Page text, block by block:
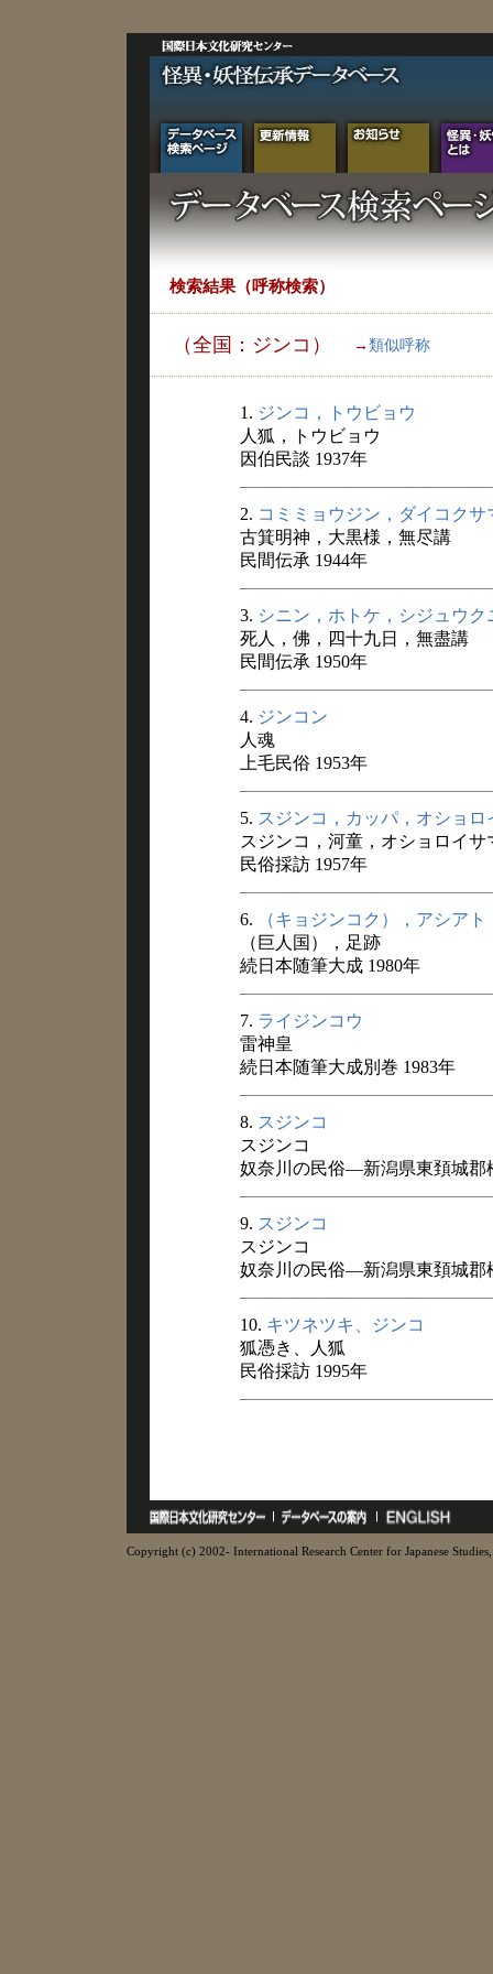
検索結果（呼称検索）
（全国：ジンコ） → 類似呼称
1. ジンコ，トウビョウ
人狐，トウビョウ
因伯民談 1937年
2. コミミョウジン，ダイコクサ
古箕明神，大黒様，無尽講
民間伝承 1944年
3. シニン，ホトケ，シジュウ
死人，佛，四十九日，無盡講
民間伝承 1950年
4. ジンコン
人魂
上毛民俗 1953年
5. スジンコ，カッパ，オショロ
スジンコ，河童，オショロイサ
民俗採訪 1957年
6.
（キョジンコク），アシアト
（巨人国），足跡
続日本随筆大成 1980年
7. ライジンコウ
雷神皇
続日本随筆大成別巻 1983年
8. スジンコ
スジンコ
奴奈川の民俗―新潟県東頚城郡
9. スジンコ
スジンコ
奴奈川の民俗―新潟県東頚城郡
10. キツネツキ、ジンコ
狐憑き、人狐
民俗採訪 1995年
Copyright (c) 2002- International Research Center for Japanese